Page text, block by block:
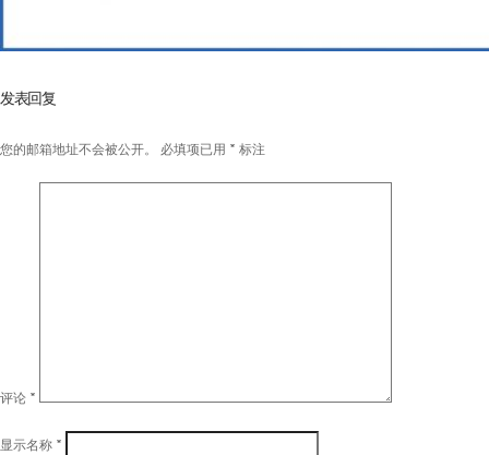
发表回复
您的邮箱地址不会被公开。 必填项已用 * 标注
评论 *
显示名称 *